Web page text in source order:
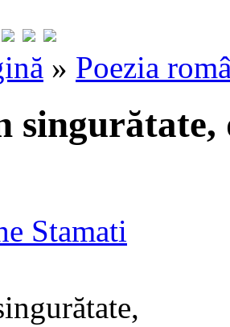
» Poezia
singurătate,
Stamati